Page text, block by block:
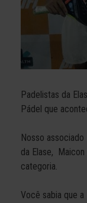
Padelistas da
Pádel que
Nosso
da Elase, Maicon
categoria.
Você sabia que